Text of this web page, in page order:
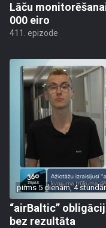
Lāču
000 eiro
411. epizode
pirms 5 dienām, 4
“airBaltic”
bez rezultāta